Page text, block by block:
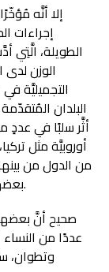
إلا أنَّه
إجراءات
الطويلة، الَّتِي
الوزن لدى
التجميليَّة
البلدان
أثَّر سلبًا في عددٍ
أوروبيَّة مثل
من الدول من
بعضهن تعرّضن لتشوهات في بعض أطراف جسدهن.
صحيح أنَّ
عددًا من
وتطوان،